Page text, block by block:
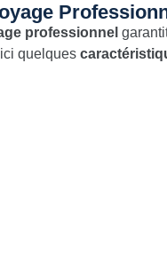
professionnel
quelques